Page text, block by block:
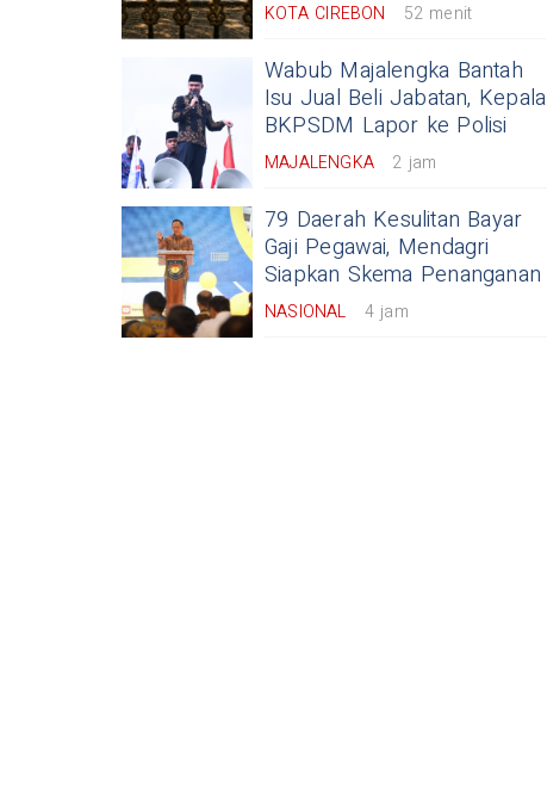
KOTA CIREBON 52 menit
Wabub Majalengka Bantah
Isu Jual Beli Jabatan, Kepala
BKPSDM Lapor ke Polisi
MAJALENGKA 2 jam
79 Daerah Kesulitan Bayar
Gaji Pegawai, Mendagri
Siapkan Skema Penanganan
NASIONAL 4 jam